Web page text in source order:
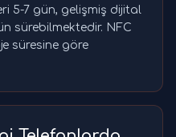
5-7 gün, gelişmiş dijital
sürebilmektedir. NFC
süresine göre